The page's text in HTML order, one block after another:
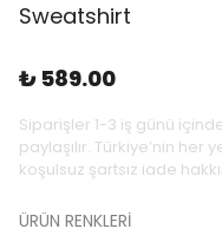
Sweatshirt
₺ 589.00
Siparişler 1-3 iş günü
paylaşılır. Türkiye’nin her
koşulsuz şartsız iade
ÜRÜN RENKLERİ